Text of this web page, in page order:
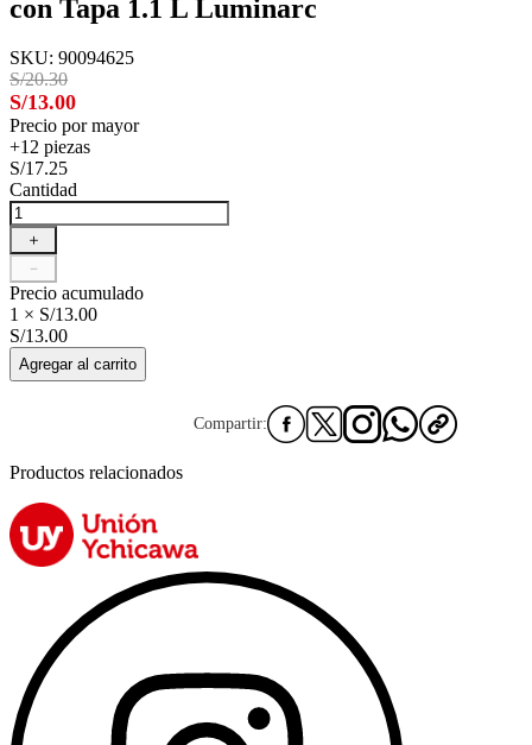
Capacidad:1.1 L
Línea / Modelo
En caso el producto venga en caja u otra presentación, las
con Tapa 1.1 L Luminarc
SKU: 90094625
S/20.30
S/13.00
Precio por mayor
+12 piezas
S/17.25
Cantidad
＋
－
Precio acumulado
1 × S/13.00
S/13.00
Agregar al carrito
Compartir:
Productos relacionados